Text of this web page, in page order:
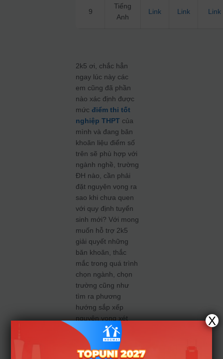
9
Tiếng
Anh
Link Link Link
2k5 ơi, chắc hẳn
ngay lúc này các
em cũng đã phần
nào xác định được
mức điểm thi tốt
nghiệp THPT của
mình và đang băn
khoăn liệu điểm số
trên sẽ phù hợp với
ngành nghề, trường
ĐH nào, cần phải
đặt nguyện vọng ra
sao khi chưa quen
với quy định tuyển
sinh mới? Với mong
muốn hỗ trợ 2k5
giải quyết những
băn khoăn, thắc
mắc trong quá trình
chọn ngành, chọn
trường cũng như
tìm ra phương
hướng sắp xếp
nguyện vọng xét
tuyển hợp lý nhất,
HOCMAI đã ra
đờiGiải pháp tư
X